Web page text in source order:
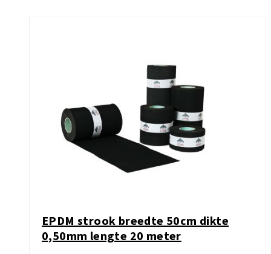
EPDM strook breedte 50cm dikte
0,50mm lengte 20 meter